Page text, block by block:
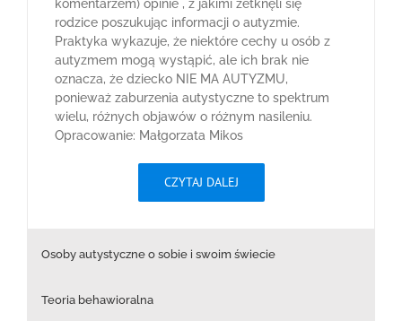
komentarzem) opinie , z jakimi zetknęli się
rodzice poszukując informacji o autyzmie.
Praktyka wykazuje, że niektóre cechy u osób z
autyzmem mogą wystąpić, ale ich brak nie
oznacza, że dziecko NIE MA AUTYZMU,
ponieważ zaburzenia autystyczne to spektrum
wielu, różnych objawów o różnym nasileniu.
Opracowanie: Małgorzata Mikos
CZYTAJ DALEJ
Osoby autystyczne o sobie i swoim świecie
Teoria behawioralna